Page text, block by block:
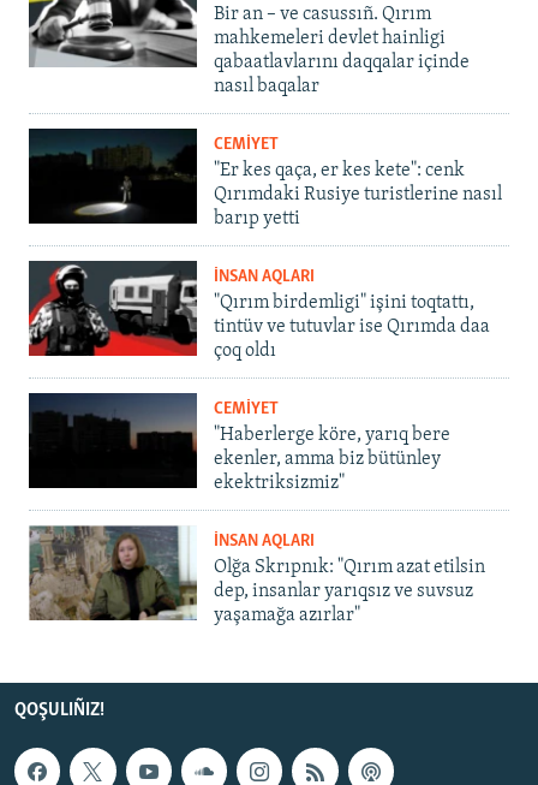
Bir an – ve casussıñ. Qırım
mahkemeleri devlet hainligi
qabaatlavlarını daqqalar içinde
nasıl baqalar
CEMİYET
"Er kes qaça, er kes kete": cenk
Qırımdaki Rusiye turistlerine nasıl
barıp yetti
İNSAN AQLARI
"Qırım birdemligi" işini toqtattı,
tintüv ve tutuvlar ise Qırımda daa
çoq oldı
CEMİYET
"Haberlerge köre, yarıq bere
ekenler, amma biz bütünley
ekektriksizmiz"
İNSAN AQLARI
Olğa Skrıpnık: "Qırım azat etilsin
dep, insanlar yarıqsız ve suvsuz
yaşamağa azırlar"
QOŞULIÑIZ!